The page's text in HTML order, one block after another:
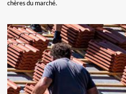
chères du marché.